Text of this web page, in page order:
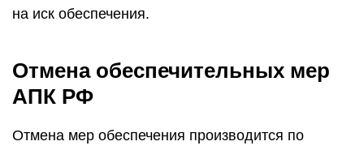
на иск обеспечения.
Отмена обеспечительных мер
АПК РФ
Отмена мер обеспечения производится по